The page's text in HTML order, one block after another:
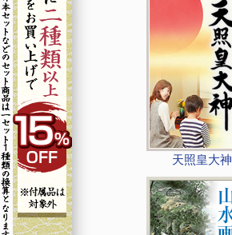
天照皇大神